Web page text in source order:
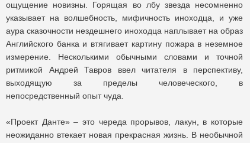
ощущение новизны. Горящая во лбу звезда несомненно
указывает на волшебность, мифичность иноходца, и уже
аура сказочности нездешнего иноходца наплывает на образ
Английского банка и втягивает картину пожара в неземное
измерение. Несколькими обычными словами и точной
ритмикой Андрей Тавров ввел читателя в перспективу,
выходящую за пределы человеческого, в
непосредственный опыт чуда.
«Проект Данте» – это череда прорывов, лакун, в которые
неожиданно втекает новая прекрасная жизнь. В необычной